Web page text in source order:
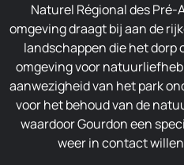
Naturel Régional des Pré-
omgeving draagt bij aan de
landschappen die het dorp
omgeving voor
aanwezigheid van het park
voor het behoud van de
waardoor Gourdon een
weer in contact